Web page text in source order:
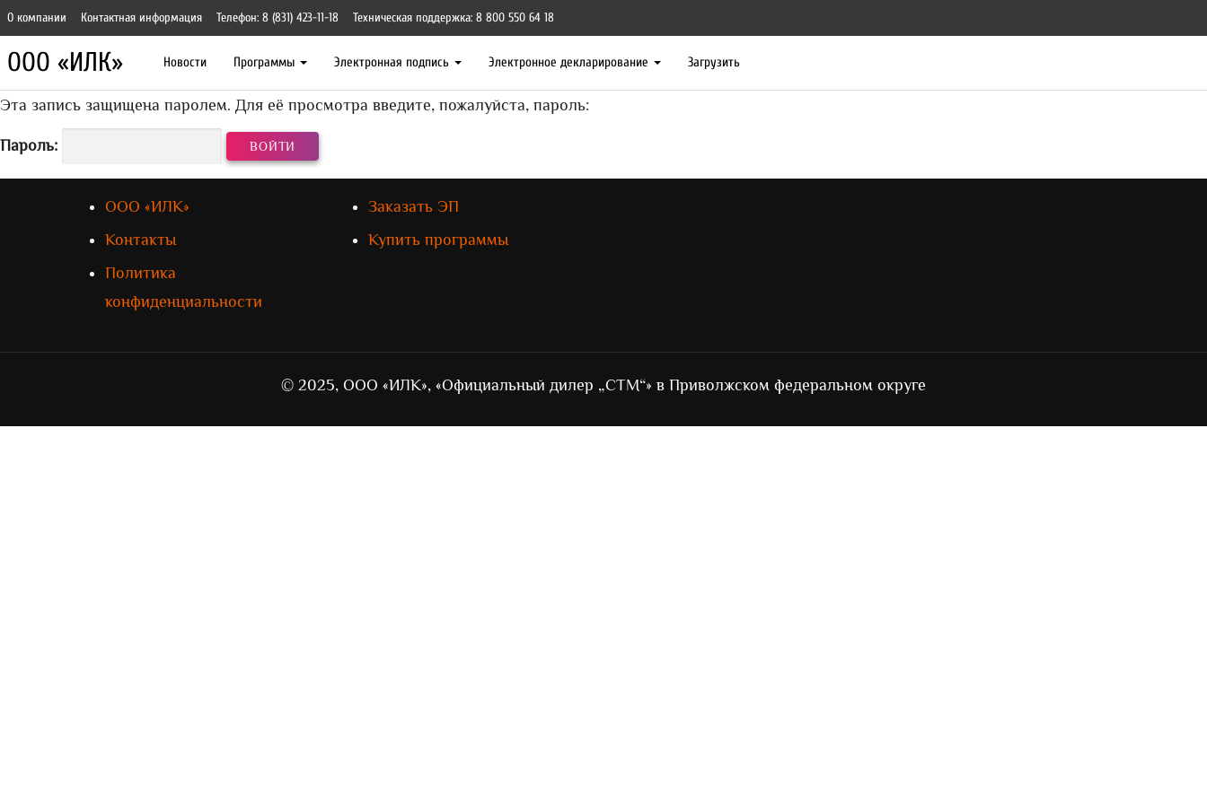
О компании Контактная информация Телефон: 8 (831) 423-11-18 Техническая поддержка: 8 800 550 64 18
ООО «ИЛК» Новости Программы Электронная подпись Электронное декларирование Загрузить
Эта запись защищена паролем. Для её просмотра введите, пожалуйста, пароль:
Пароль:
ООО «ИЛК»
Контакты
Политика
конфиденциальности
Заказать ЭП
Купить программы
© 2025, ООО «ИЛК», «Официальный дилер „СТМ“» в Приволжском федеральном округе